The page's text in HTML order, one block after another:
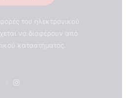
του ηλεκτρονικού
να διαφέρουν από
καταστήματος.